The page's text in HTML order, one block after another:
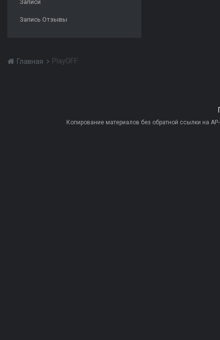
Записи
Запись Отзывы
Главная PlayOFF
Копирование материалов без обратной ссылки на